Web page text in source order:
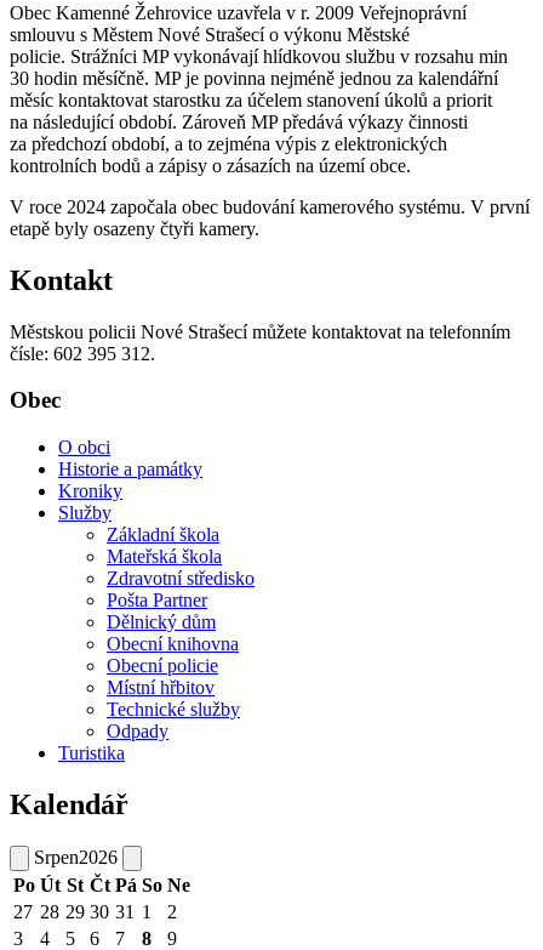
Obec Kamenné Žehrovice uzavřela v r. 2009 Veřejnoprávní
smlouvu s Městem Nové Strašecí o výkonu Městské
policie. Strážníci MP vykonávají hlídkovou službu v rozsahu min
30 hodin měsíčně. MP je povinna nejméně jednou za kalendářní
měsíc kontaktovat starostku za účelem stanovení úkolů a priorit
na následující období. Zároveň MP předává výkazy činnosti
za předchozí období, a to zejména výpis z elektronických
kontrolních bodů a zápisy o zásazích na území obce.
V roce 2024 započala obec budování kamerového systému. V první
etapě byly osazeny čtyři kamery.
Kontakt
Městskou policii Nové Strašecí můžete kontaktovat na telefonním
čísle: 602 395 312.
Obec
O obci
Historie a památky
Kroniky
Služby
Základní škola
Mateřská škola
Zdravotní středisko
Pošta Partner
Dělnický dům
Obecní knihovna
Obecní policie
Místní hřbitov
Technické služby
Odpady
Turistika
Kalendář
Srpen2026
Po Út St Čt Pá So Ne
27 28 29 30 31 1
2
3
4 5 6 7 8
9